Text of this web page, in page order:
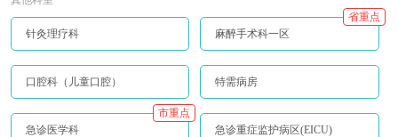
针灸理疗科 麻醉手术科一区
省重点
口腔科（儿童口腔） 特需病房
急诊医学科
市重点
急诊重症监护病区(EICU)